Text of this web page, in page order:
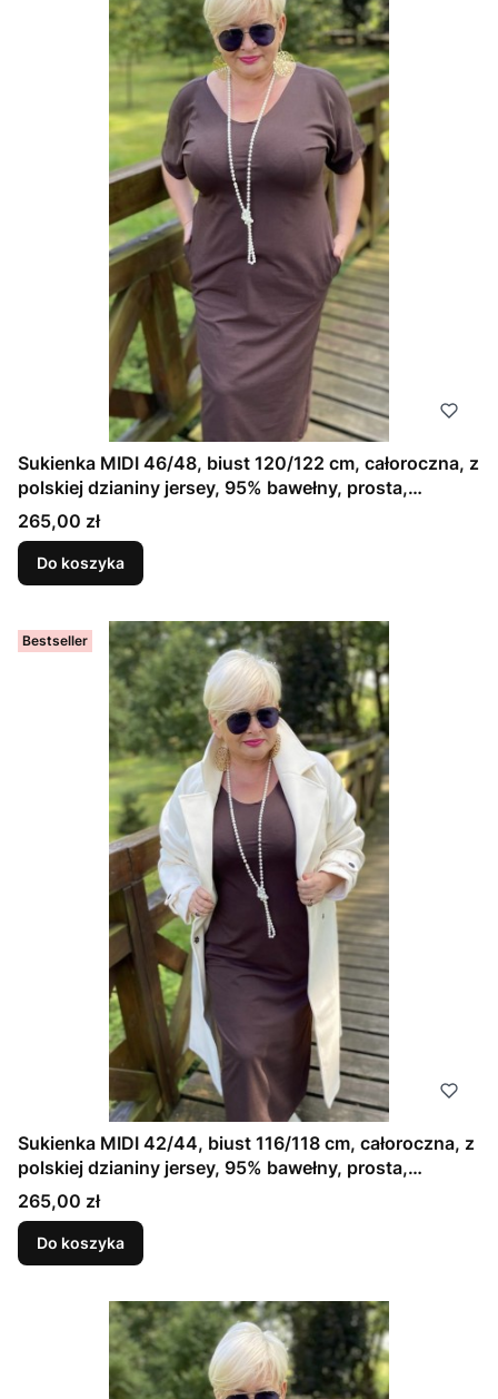
Sukienka MIDI 46/48, biust 120/122 cm, całoroczna, z
polskiej dzianiny jersey, 95% bawełny, prosta,
elegancka, z kieszeniami, uniwersalna, GŁADKA
CZEKOLADOWA
Cena
265,00 zł
Do koszyka
Bestseller
Sukienka MIDI 42/44, biust 116/118 cm, całoroczna, z
polskiej dzianiny jersey, 95% bawełny, prosta,
elegancka, z kieszeniami, uniwersalna, GŁADKA,
BRĄZOWA, CZEKOLADOWA
Cena
265,00 zł
Do koszyka